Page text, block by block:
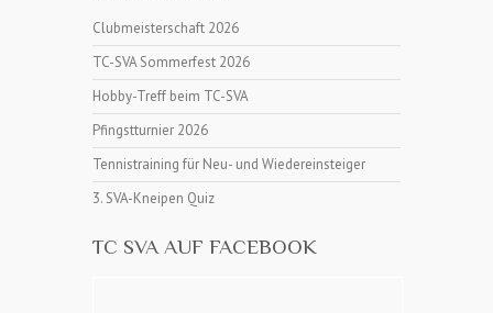
Clubmeisterschaft 2026
TC-SVA Sommerfest 2026
Hobby-Treff beim TC-SVA
Pfingstturnier 2026
Tennistraining für Neu- und Wiedereinsteiger
3. SVA-Kneipen Quiz
TC SVA AUF FACEBOOK